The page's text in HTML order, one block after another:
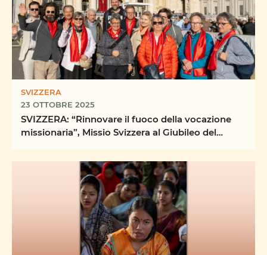
SVIZZERA
23 OTTOBRE 2025
SVIZZERA: “Rinnovare il fuoco della vocazione
missionaria”, Missio Svizzera al Giubileo del